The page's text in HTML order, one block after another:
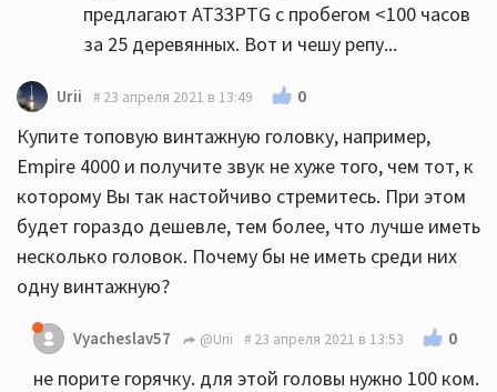
предлагают AT33PTG с пробегом <100 часов
за 25 деревянных. Вот и чешу репу...
Urii 23 апреля 2021 в 13:49 0
Купите топовую винтажную головку, например,
Empire 4000 и получите звук не хуже того, чем тот, к
которому Вы так настойчиво стремитесь. При этом
будет гораздо дешевле, тем более, что лучше иметь
несколько головок. Почему бы не иметь среди них
одну винтажную?
Vyacheslav57 @Urii 23 апреля 2021 в 13:53 0
не порите горячку. для этой головы нужно 100 ком.